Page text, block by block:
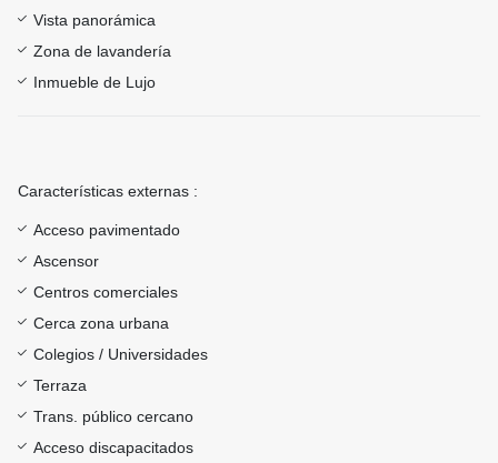
Vista panorámica
Zona de lavandería
Inmueble de Lujo
Características externas :
Acceso pavimentado
Ascensor
Centros comerciales
Cerca zona urbana
Colegios / Universidades
Terraza
Trans. público cercano
Acceso discapacitados